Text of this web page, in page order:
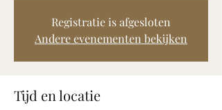
Registratie is afgesloten
Andere evenementen bekijken
Tijd en locatie